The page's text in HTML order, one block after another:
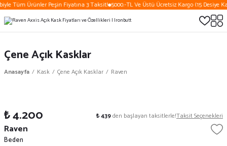
Tüm Ürünler Peşin Fiyatına 3 Taksit! 5000.-TL Ve Üstü Ücretsiz Kargo (15 Desiye
Çene Açık Kasklar
Anasayfa Kask Çene Açık Kasklar Raven
Raven
₺ 4.200 ₺ 439den başlayan taksitlerle!Taksit Seçenekleri
Beden